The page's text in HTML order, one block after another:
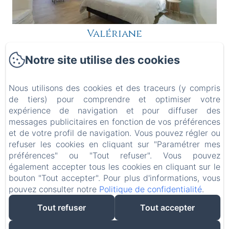
Valériane
Découvrir
UN AIR DE FAMILLE
Mentions légales
219, avenue Bouloumié / 68, avenue de Châtillon / 23, avenue
des Tilleuls, Vittel, 88800, France
info@airdefamille.eu
06 37 94 66 33 // 06 70 32 63 93
Notre site utilise des cookies
Nous utilisons des cookies et des traceurs (y compris
de tiers) pour comprendre et optimiser votre
expérience de navigation et pour diffuser des
messages publicitaires en fonction de vos préférences
et de votre profil de navigation. Vous pouvez régler ou
refuser les cookies en cliquant sur "Paramétrer mes
préférences" ou "Tout refuser". Vous pouvez
également accepter tous les cookies en cliquant sur le
bouton "Tout accepter". Pour plus d'informations, vous
pouvez consulter notre Politique de confidentialité.
Tout refuser
Tout accepter